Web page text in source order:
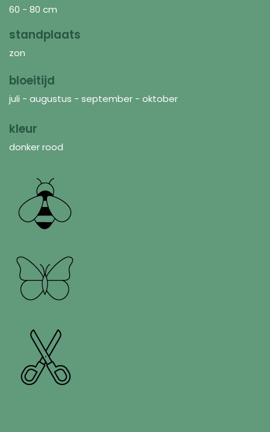
60 - 80 cm
standplaats
zon
bloeitijd
juli - augustus - september - oktober
kleur
donker rood